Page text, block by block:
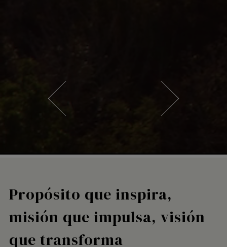
Propósito que inspira,
misión que impulsa, visión
que transforma